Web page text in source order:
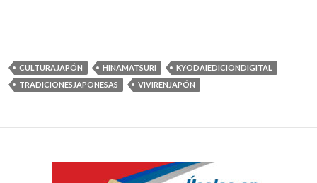
CULTURAJAPÓN HINAMATSURI
KYODAIEDICIONDIGITAL
TRADICIONESJAPONESAS
VIVIRENJAPÓN